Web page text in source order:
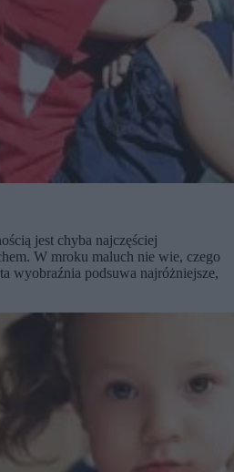
jest chyba najczęściej
W mroku maluch nie wie, czego
wyobraźnia podsuwa najróżniejsze,